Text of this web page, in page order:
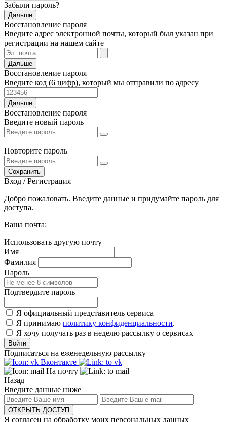
Забыли пароль?
Дальше
Восстановление пароля
Введите адрес электронной почты, который был указан при
регистрации на нашем сайте
Дальше
Восстановление пароля
Введите код (6 цифр), который мы отправили по адресу
Дальше
Восстановление пароля
Введите новый пароль
Повторите пароль
Сохранить
Вход / Регистрация
Добро пожаловать. Введите данные и придумайте пароль для
доступа.
Ваша почта:
Использовать другую почту
Имя
Фамилия
Пароль
Подтвердите пароль
Я официальный представитель сервиса
Я принимаю политику конфиденциальности.
Я хочу получать раз в неделю рассылку о сервисах
Войти
Подписаться на еженедельную рассылку
Вконтакте
На почту
Назад
Введите данные ниже
ОТКРЫТЬ ДОСТУП
Я согласен на обработку моих персональных данных